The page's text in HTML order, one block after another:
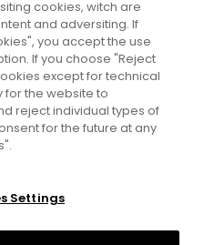
legal
cookies
cookies, witch are
and adversiting. If
you accept the use
If you choose "Reject
except for technical
the website to
reject individual types of
for the future at any
Settings